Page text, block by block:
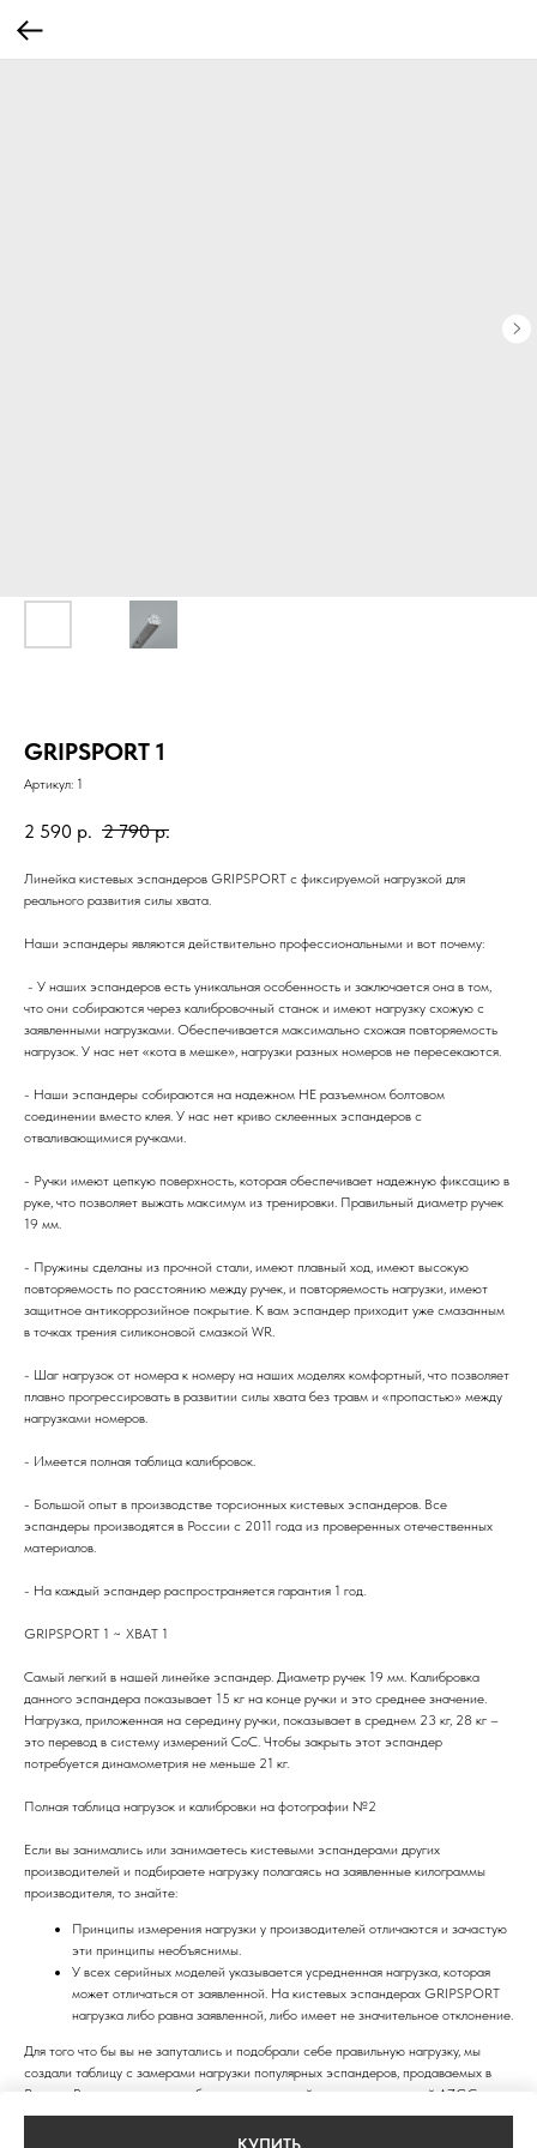
GRIPSPORT 1
Артикул: 1
2 590 р. 2 790 р.
Линейка кистевых эспандеров GRIPSPORT с фиксируемой нагрузкой для
реального развития силы хвата.
Наши эспандеры являются действительно профессиональными и вот почему:
- У наших эспандеров есть уникальная особенность и заключается она в том,
что они собираются через калибровочный станок и имеют нагрузку схожую с
заявленными нагрузками. Обеспечивается максимально схожая повторяемость
нагрузок. У нас нет «кота в мешке», нагрузки разных номеров не пересекаются.
- Наши эспандеры собираются на надежном НЕ разъемном болтовом
соединении вместо клея. У нас нет криво склеенных эспандеров с
отваливающимися ручками.
- Ручки имеют цепкую поверхность, которая обеспечивает надежную фиксацию в
руке, что позволяет выжать максимум из тренировки. Правильный диаметр ручек
19 мм.
- Пружины сделаны из прочной стали, имеют плавный ход, имеют высокую
повторяемость по расстоянию между ручек, и повторяемость нагрузки, имеют
защитное антикоррозийное покрытие. К вам эспандер приходит уже смазанным
в точках трения силиконовой смазкой WR.
- Шаг нагрузок от номера к номеру на наших моделях комфортный, что позволяет
плавно прогрессировать в развитии силы хвата без травм и «пропастью» между
нагрузками номеров.
- Имеется полная таблица калибровок.
- Большой опыт в производстве торсионных кистевых эспандеров. Все
эспандеры производятся в России с 2011 года из проверенных отечественных
материалов.
- На каждый эспандер распространяется гарантия 1 год.
GRIPSPORT 1 ~ ХВАТ 1
Самый легкий в нашей линейке эспандер. Диаметр ручек 19 мм. Калибровка
данного эспандера показывает 15 кг на конце ручки и это среднее значение.
Нагрузка, приложенная на середину ручки, показывает в среднем 23 кг, 28 кг –
это перевод в систему измерений CoC. Чтобы закрыть этот эспандер
потребуется динамометрия не меньше 21 кг.
Полная таблица нагрузок и калибровки на фотографии №2
Если вы занимались или занимаетесь кистевыми эспандерами других
производителей и подбираете нагрузку полагаясь на заявленные килограммы
производителя, то знайте:
Принципы измерения нагрузки у производителей отличаются и зачастую
эти принципы необъяснимы.
У всех серийных моделей указывается усредненная нагрузка, которая
может отличаться от заявленной. На кистевых эспандерах GRIPSPORT
нагрузка либо равна заявленной, либо имеет не значительное отклонение.
Для того что бы вы не запутались и подобрали себе правильную нагрузку, мы
создали таблицу с замерами нагрузки популярных эспандеров, продаваемых в
России. Все эспандеры калибровались в единой системе измерений AZGC
(Последняя фотография).